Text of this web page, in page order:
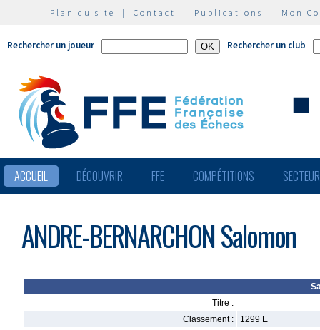
Plan du site | Contact | Publications | Mon
Rechercher un joueur Rechercher un club
ACCUEIL DÉCOUVRIR FFE COMPÉTITIONS
ANDRE-BERNARCHON Salomon
Titre :
Classement :
1299 E